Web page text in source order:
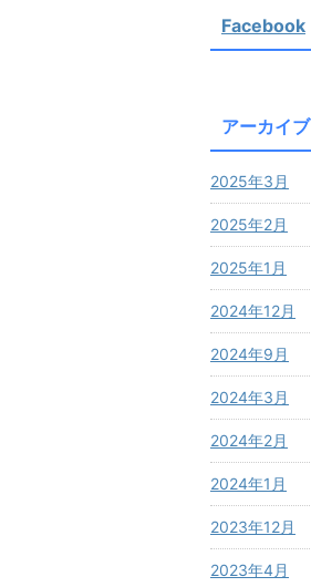
Facebook
アーカイブ
2025年3月
2025年2月
2025年1月
2024年12月
2024年9月
2024年3月
2024年2月
2024年1月
2023年12月
2023年4月